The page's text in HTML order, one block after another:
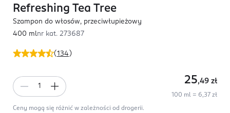
(134 )
Refreshing Tea Tree
Szampon do włosów, przeciwłupieżowy
400 mlnr kat. 273687
25,49 zł
100 ml = 6,37 zł
Ceny mogą się różnić w zależności od drogerii.